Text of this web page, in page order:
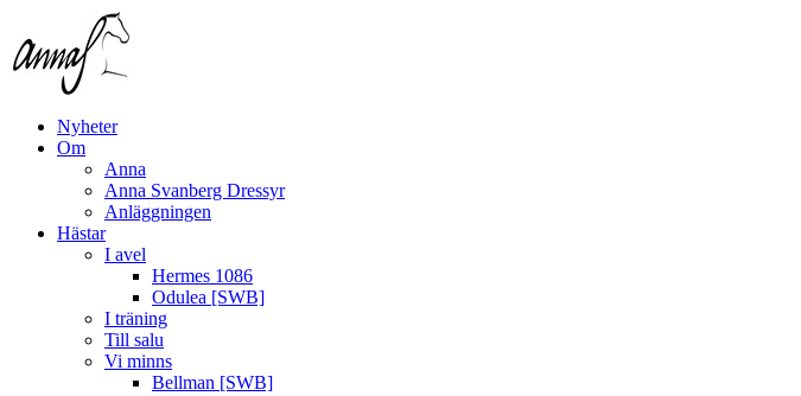
Nyheter
Om
Anna
Anna Svanberg Dressyr
Anläggningen
Hästar
I avel
Hermes 1086
Odulea [SWB]
I träning
Till salu
Vi minns
Bellman [SWB]